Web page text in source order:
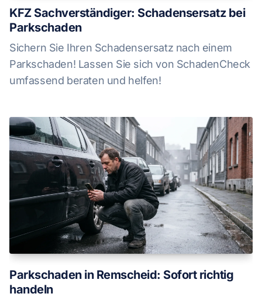
KFZ Sachverständiger: Schadensersatz bei
Parkschaden
Sichern Sie Ihren Schadensersatz nach einem
Parkschaden! Lassen Sie sich von SchadenCheck
umfassend beraten und helfen!
Parkschaden in Remscheid: Sofort richtig
handeln